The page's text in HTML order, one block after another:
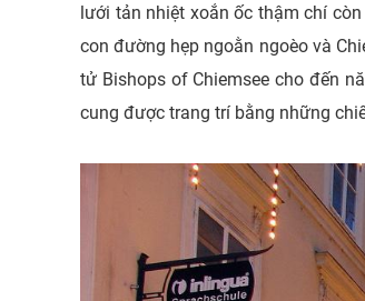
lưới tản nhiệt xoắn ốc thậm chí
con đường hẹp ngoằn ngoèo và
tử Bishops of Chiemsee cho đến
cung được trang trí bằng những